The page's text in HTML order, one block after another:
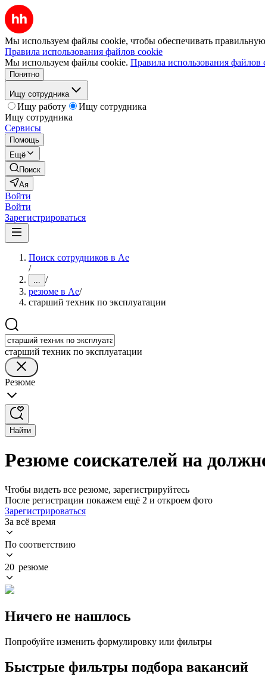
Мы используем файлы cookie, чтобы обеспечивать
Правила использования файлов cookie
Мы используем файлы cookie. Правила использования файлов
Понятно
Ищу сотрудника
Ищу работу
Ищу сотрудника
Ищу сотрудника
Сервисы
Помощь
Ещё
Поиск
Ая
Войти
Войти
Зарегистрироваться
Поиск сотрудников в Ае
/
... /
резюме в Ае/
старший техник по эксплуатации
старший техник по эксплуатации
Резюме
Найти
Резюме соискателей на
Чтобы видеть все резюме, зарегистрируйтесь
После регистрации покажем ещё 2 и откроем фото
Зарегистрироваться
За всё время
По соответствию
20 резюме
Ничего не нашлось
Попробуйте изменить формулировку или фильтры
Быстрые фильтры подбора вакансий